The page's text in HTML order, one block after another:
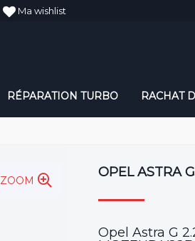
RÉPARATION TURBO RACHAT
ZOOM
OPEL ASTRA
Opel Astra G
Ma wishlist